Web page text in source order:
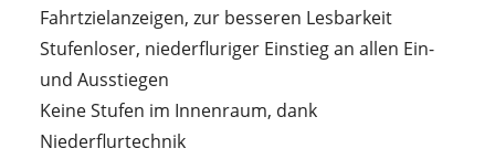
Fahrtzielanzeigen, zur besseren Lesbarkeit
Stufenloser, niederfluriger Einstieg an allen Ein-
und Ausstiegen
Keine Stufen im Innenraum, dank
Niederflurtechnik